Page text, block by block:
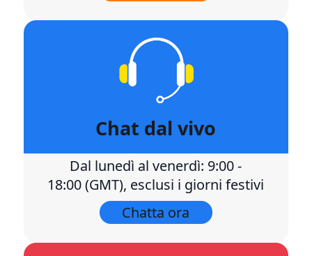
Chat dal vivo
Dal lunedì al venerdì: 9:00 -
18:00 (GMT), esclusi i giorni festivi
Chatta ora